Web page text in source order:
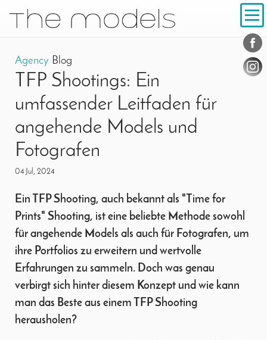
Navigation
Agency Blog
TFP Shootings: Ein
umfassender Leitfaden für
angehende Models und
Fotografen
04 Jul, 2024
Ein TFP Shooting, auch bekannt als "Time for
Prints" Shooting, ist eine beliebte Methode sowohl
für angehende Models als auch für Fotografen, um
ihre Portfolios zu erweitern und wertvolle
Erfahrungen zu sammeln. Doch was genau
verbirgt sich hinter diesem Konzept und wie kann
man das Beste aus einem TFP Shooting
herausholen?